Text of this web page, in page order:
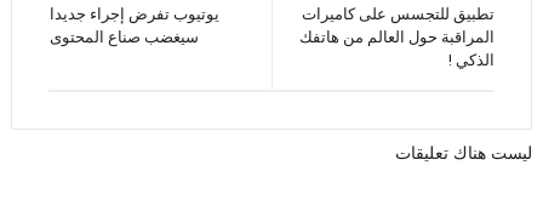
يوتيوب تفرض إجراء جديدا
سيغضب صناع المحتوى
تطبيق للتجسس على كاميرات
المراقبة حول العالم من هاتفك
الذكي !
ليست هناك تعليقات